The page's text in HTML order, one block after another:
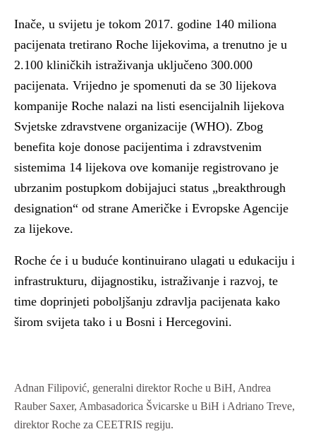
Inače, u svijetu je tokom 2017. godine 140 miliona
pacijenata tretirano Roche lijekovima, a trenutno je u
2.100 kliničkih istraživanja uključeno 300.000
pacijenata. Vrijedno je spomenuti da se 30 lijekova
kompanije Roche nalazi na listi esencijalnih lijekova
Svjetske zdravstvene organizacije (WHO). Zbog
benefita koje donose pacijentima i zdravstvenim
sistemima 14 lijekova ove komanije registrovano je
ubrzanim postupkom dobijajuci status „breakthrough
designation“ od strane Američke i Evropske Agencije
za lijekove.
Roche će i u buduće kontinuirano ulagati u edukaciju i
infrastrukturu, dijagnostiku, istraživanje i razvoj, te
time doprinjeti poboljšanju zdravlja pacijenata kako
širom svijeta tako i u Bosni i Hercegovini.
Adnan Filipović, generalni direktor Roche u BiH, Andrea
Rauber Saxer, Ambasadorica Švicarske u BiH i Adriano Treve,
direktor Roche za CEETRIS regiju.